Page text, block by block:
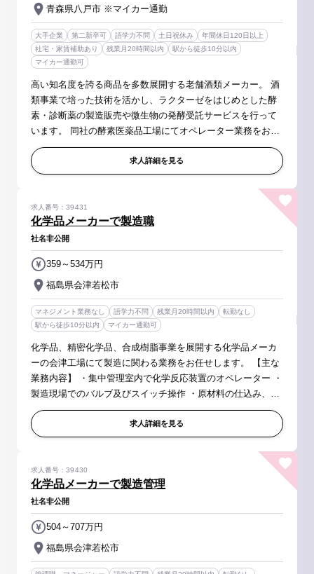
青森県八戸市 ※マイカー通勤
大手企業 第二新卒可 語学力不問 土日祝休み
年間休日120日以上
社宅・家賃補助あり
残業月20時間以内
駅から徒歩10分以内
マイカー通勤可
高い知名度を誇る商品を多数展開する老舗酒類メーカー。 酒
類事業で培った技術を活かし、ラクターゼをはじめとした酵
素・診断薬の製造販売や微生物の発酵受託サービスを行って
います。 同社の酵素医薬品工場にてオペレーター業務をお任
せいたします。 ＜具体的には＞ ■酵素・医薬品の製造（食品
添加物、健康食品素...
求人詳細を見る
化学品メーカーで製造職
求人番号：39431
社名非公開
福島県会津若松市
359～534万円
マネジメント業務なし 語学力不問 残業月20時間以内
転勤なし
駅から徒歩10分以内
マイカー通勤可
化学品、精密化学品、合成樹脂事業を展開する化学品メーカ
ーの会津工場にて製造に関わる業務をお任せします。 【主な
業務内容】 ・集中管理室内で化学反応装置のオペレーター ・
製造現場でのバルブ及びスイッチ操作 ・原材料の仕込み、製
品の梱包等 【募集背景】 業界内ニーズが増加しており、顧客
のニーズに...
求人詳細を見る
化学品メーカーで製造管理
求人番号：39430
社名非公開
福島県会津若松市
504～707万円